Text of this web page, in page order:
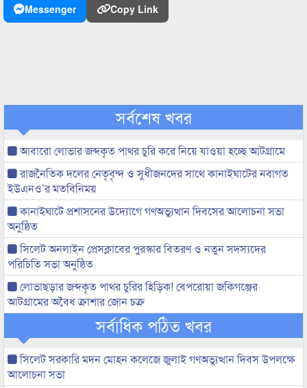
Messenger
Copy Link
সর্বশেষ খবর
আবারো লোভার জব্দকৃত পাথর চুরি করে নিয়ে যাওয়া হচ্ছে আটগ্রামে
রাজনৈতিক দলের নেতৃবৃন্দ ও সুধীজনদের সাথে কানাইঘাটের নবাগত
ইউএনও’র মতবিনিময়
কানাইঘাটে প্রশাসনের উদ্যোগে গণঅভ্যুত্থান দিবসের আলোচনা সভা
অনুষ্ঠিত
সিলেট অনলাইন প্রেসক্লাবের পুরস্কার বিতরণ ও নতুন সদস্যদের
পরিচিতি সভা অনুষ্ঠিত
লোভাছড়ার জব্দকৃত পাথর চুরির হিড়িক! বেপরোয়া জকিগঞ্জের
আটগ্রামের অবৈধ ক্রাশার জোন চক্র
সর্বাধিক পঠিত খবর
সিলেট সরকারি মদন মোহন কলেজে জুলাই গণঅভ্যুত্থান দিবস উপলক্ষে
আলোচনা সভা